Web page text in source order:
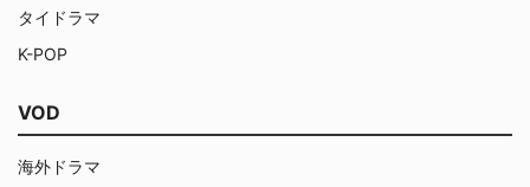
タイドラマ
K-POP
VOD
海外ドラマ